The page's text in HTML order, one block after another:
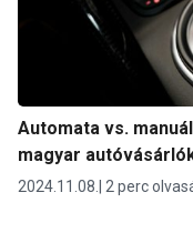
Automata vs.
magyar
2024.11.08. 2 perc